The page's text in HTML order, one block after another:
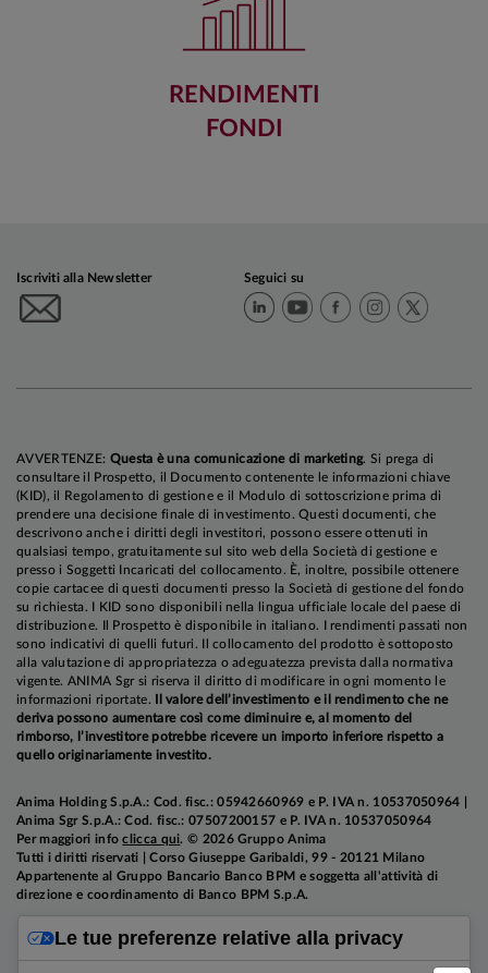
RENDIMENTI
FONDI
Iscriviti alla Newsletter Seguici su
AVVERTENZE: Questa è una comunicazione di marketing. Si prega di
consultare il Prospetto, il Documento contenente le informazioni chiave
(KID), il Regolamento di gestione e il Modulo di sottoscrizione prima di
prendere una decisione finale di investimento. Questi documenti, che
descrivono anche i diritti degli investitori, possono essere ottenuti in
qualsiasi tempo, gratuitamente sul sito web della Società di gestione e
presso i Soggetti Incaricati del collocamento. È, inoltre, possibile ottenere
copie cartacee di questi documenti presso la Società di gestione del fondo
su richiesta. I KID sono disponibili nella lingua ufficiale locale del paese di
distribuzione. Il Prospetto è disponibile in italiano. I rendimenti passati non
sono indicativi di quelli futuri. Il collocamento del prodotto è sottoposto
alla valutazione di appropriatezza o adeguatezza prevista dalla normativa
vigente. ANIMA Sgr si riserva il diritto di modificare in ogni momento le
informazioni riportate.
Il valore dell’investimento e il rendimento che ne
deriva possono aumentare così come diminuire e, al momento del
rimborso, l’investitore potrebbe ricevere un importo inferiore rispetto a
quello originariamente investito.
Anima Holding S.p.A.: Cod. fisc.: 05942660969 e P. IVA n. 10537050964 |
Anima Sgr S.p.A.: Cod. fisc.: 07507200157 e P. IVA n. 10537050964
Per maggiori infoclicca qui. © 2026 Gruppo Anima
Tutti i diritti riservati | Corso Giuseppe Garibaldi, 99 - 20121 Milano
Appartenente al Gruppo Bancario Banco BPM e soggetta all'attività di
direzione e coordinamento di Banco BPM S.p.A.
Le tue preferenze relative alla privacy